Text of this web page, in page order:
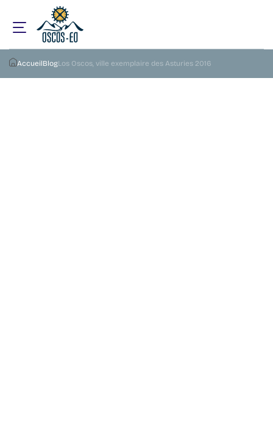
AccueilBlogLos Oscos, ville exemplaire des Asturies 2016